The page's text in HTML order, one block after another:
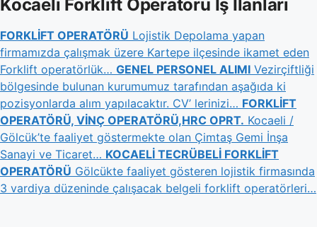
Kocaeli Forklift Operatörü İş İlanları
FORKLİFT OPERATÖRÜ Lojistik Depolama yapan
firmamızda çalışmak üzere Kartepe ilçesinde ikamet eden
Forklift operatörlük… GENEL PERSONEL ALIMI Vezirçiftliği
bölgesinde bulunan kurumumuz tarafından aşağıda ki
pozisyonlarda alım yapılacaktır. CV’ lerinizi… FORKLİFT
OPERATÖRÜ, VİNÇ OPERATÖRÜ,HRC OPRT. Kocaeli /
Gölcük’te faaliyet göstermekte olan Çimtaş Gemi İnşa
Sanayi ve Ticaret… KOCAELİ TECRÜBELİ FORKLİFT
OPERATÖRÜ Gölcükte faaliyet gösteren lojistik firmasında
3 vardiya düzeninde çalışacak belgeli forklift operatörleri…